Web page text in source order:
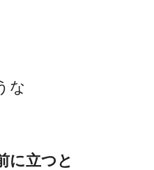
な
に立つと